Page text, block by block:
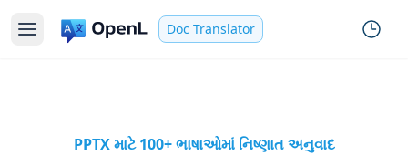
Doc Translator
PPTX માટે 100+ ભાષાઓમાં નિષ્ણાત અનુવાદ